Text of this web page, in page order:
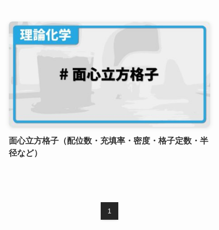
面心立方格子（配位数・充填率・密度・格子定数・半
径など）
1